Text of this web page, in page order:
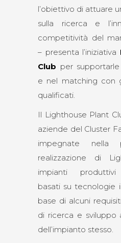
l’obiettivo di attuare
sulla ricerca e
competitività del
– presenta l’iniziativa
Club per supportarle
e nel matching con
qualificati.
Il Lighthouse Plant
aziende del Cluster
impegnate nella
realizzazione di
impianti
basati su tecnologie
base di alcuni
di ricerca e sviluppo
dell’impianto stesso.